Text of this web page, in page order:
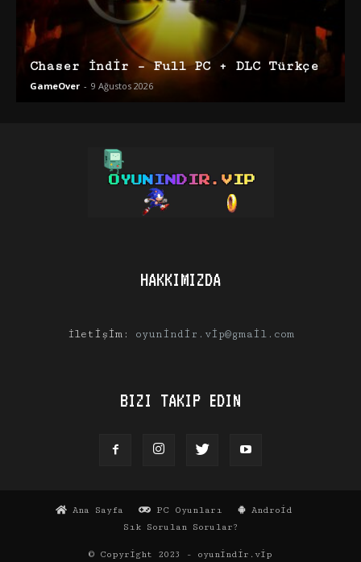
Chaser İndir – Full PC + DLC Türkçe
GameOver - 9 Ağustos 2026
HAKKIMIZDA
İletişim: oyunindir.vip@gmail.com
BIZI TAKIP EDIN
Ana Sayfa PC Oyunları
Android
Sık Sorulan Sorular?
© Copyright 2023 - oyunindir.vip